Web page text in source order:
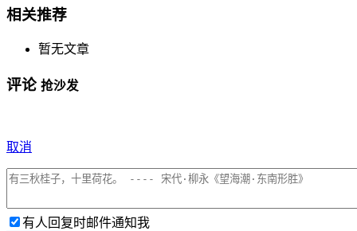
相关推荐
暂无文章
评论 抢沙发
取消
有人回复时邮件通知我